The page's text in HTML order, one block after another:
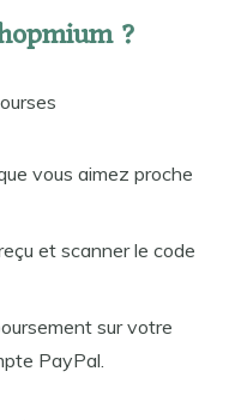
?
vous aimez proche
et scanner le code
sur votre
PayPal.